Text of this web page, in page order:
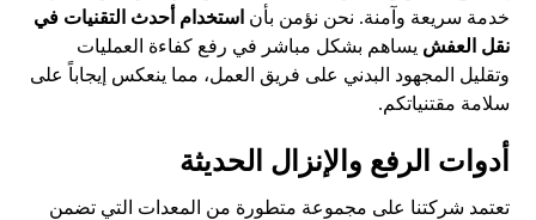
خدمة سريعة وآمنة. نحن نؤمن بأن استخدام أحدث التقنيات في
نقل العفش يساهم بشكل مباشر في رفع كفاءة العمليات
وتقليل المجهود البدني على فريق العمل، مما ينعكس إيجاباً على
سلامة مقتنياتكم.
أدوات الرفع والإنزال الحديثة
تعتمد شركتنا على مجموعة متطورة من المعدات التي تضمن